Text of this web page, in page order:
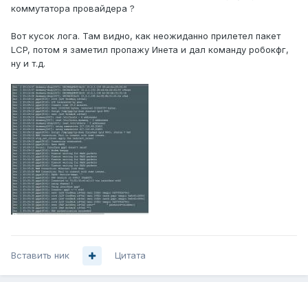
коммутатора провайдера ?
Вот кусок лога. Там видно, как неожиданно прилетел пакет
LCP, потом я заметил пропажу Инета и дал команду робокфг,
ну и т.д.
Вставить ник Цитата